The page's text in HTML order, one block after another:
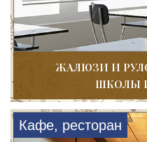
ЖАЛЮЗИ И
ШКОЛЫ
Кафе, ресторан